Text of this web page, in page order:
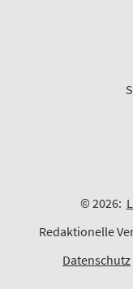
© 2026:
Redaktionelle
Datenschutz